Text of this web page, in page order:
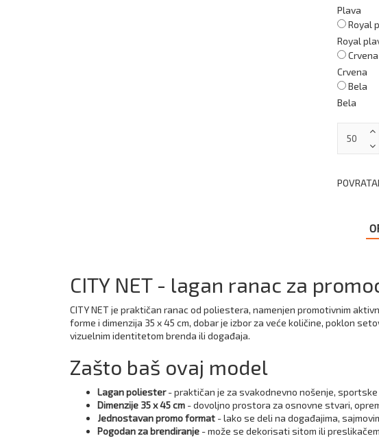
Plava
Royal
Royal
Crvena
Crvena
Bela
Bela
CITY NET - lagan ranac za
CITY NET je praktičan ranac od poliestera, namenjen promotivnim
forme i dimenzija 35 x 45 cm, dobar je izbor za veće količine, poklon
vizuelnim identitetom brenda ili događaja.
Zašto baš ovaj model
Lagan poliester- praktičan je za svakodnevno nošenje,
Dimenzije 35 x 45 cm - dovoljno prostora za osnovne stvari,
Jednostavan promo format - lako se deli na događajima,
Pogodan za brendiranje - može se dekorisati sitom ili